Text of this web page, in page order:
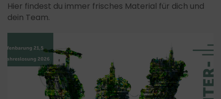
Hier findest du immer frisches Material für dich und
dein Team.